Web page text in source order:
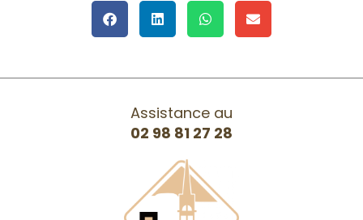
Assistance au
02 98 81 27 28